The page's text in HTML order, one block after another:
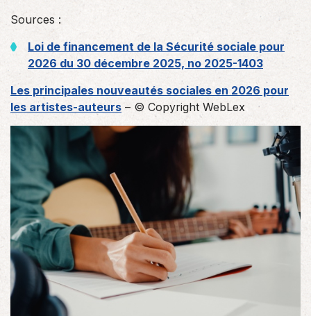
Sources :
Loi de financement de la Sécurité sociale pour
2026 du 30 décembre 2025, no 2025-1403
Les principales nouveautés sociales en 2026 pour
les artistes-auteurs – © Copyright WebLex